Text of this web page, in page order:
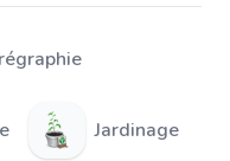
Jardinage